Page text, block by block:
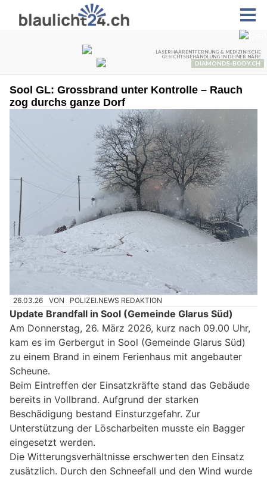
Sool GL: Grossbrand unter Kontrolle – Rauch
zog durchs ganze Dorf
26.03.26 VON POLIZEI.NEWS REDAKTION
Update Brandfall in Sool (Gemeinde Glarus Süd)
Am Donnerstag, 26. März 2026, kurz nach 09.00 Uhr,
kam es im Gerbergut in Sool (Gemeinde Glarus Süd)
zu einem Brand in einem Ferienhaus mit angebauter
Scheune.
Beim Eintreffen der Einsatzkräfte stand das Gebäude
bereits in Vollbrand. Aufgrund der starken
Beschädigung bestand Einsturzgefahr. Zur
Unterstützung der Löscharbeiten musste ein Bagger
eingesetzt werden.
Die Witterungsverhältnisse erschwerten den Einsatz
zusätzlich. Durch den Schneefall und den Wind wurde